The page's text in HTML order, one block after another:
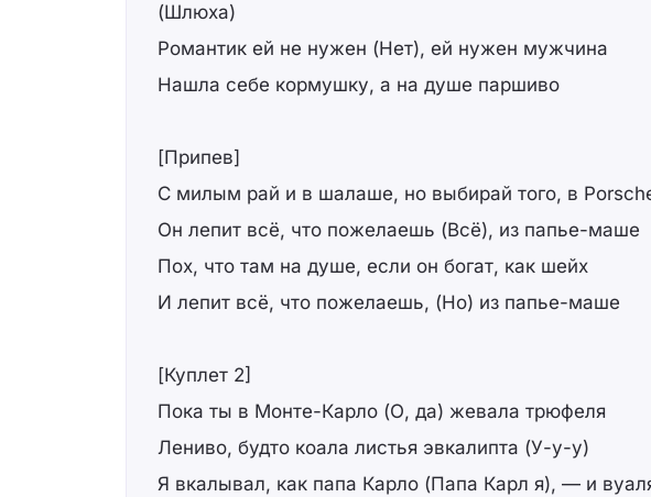
(Шлюха)
Романтик ей не нужен (Нет), ей нужен мужчина
Нашла себе кормушку, а на душе паршиво
[Припев]
С милым рай и в шалаше, но выбирай того, в
Он лепит всё, что пожелаешь (Всё), из папье-маше
Пох, что там на душе, если он богат, как шейх
И лепит всё, что пожелаешь, (Но) из папье-маше
[Куплет 2]
Пока ты в Монте-Карло (О, да) жевала трюфеля
Лениво, будто коала листья эвкалипта (У-у-у)
Я вкалывал, как папа Карло (Папа Карл я), — и